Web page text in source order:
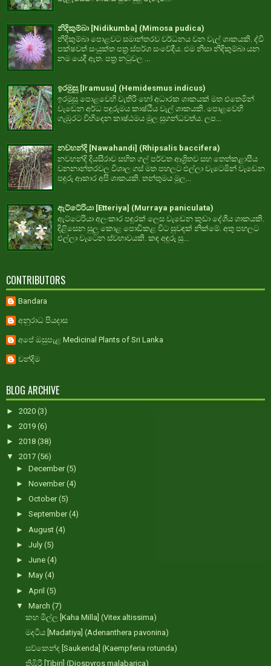
නිදිකුම්බා [Nidikumba] (Mimosa pudica)
නිදිකුම්බා පොළවට සමාන්තරව වර්ධනය වන වැල් ශාකයකි. ද්වී
පක්ෂවත් සංයුක්ත පත්‍ර ස්පර්ශ සංවේදීය. එම නිසා නිදිකුම්බා යන
නම යෙදී ඇත. පත්‍ර නටුවල ...
ඉරමුසු [Iramusu] (Hemidesmus indicus)
ඉරමුසු පොළවෙහි වැතිරී හෝ අධාරක ශාකයක් මත එතෙමින්
වැඩෙන අර්ධ පඳුරුමය කාෂ්ඨීය වැල් ශාකයකි. පොළවෙහි
ගැඹුරට විහිදෙන කාෂ්ඨමය මුල සුගන්ධවත්ය. ලප...
නවහන්දි [Nawahandi] (Rhipsalis baccifera)
නවහන්දි දියසීරාව සහිත ගල් පර්වත ආශ්‍රිතව සහ තෙත්කළාපීය
වනනාන්තරවල විශාල ගස් මත පහලට එල්ලා වැටෙමින් වැඩෙන
පඳුරු ආකාර අපි ශාකයකි. තන්තුමය මූල...
ඇට්ටේරියා [Etteriya] (Murraya paniculata)
ඇට්ටෙරියා අලංකාර පඳුරක් ලෙස වැඩෙන කුඩා දේශීය ශාකයකි.
දිළිසෙන සුලු කොළ පොඩිකළ විට සුවඳක් නික්මේ. අතු පහලට
එල්ලා වැටෙන ස්වභාවයකි. කඳ අඳුරු සු...
CONTRIBUTORS
Bandara
අනුරාධ පියදාස
අපේ ඔසුපැළ Medicinal Plants of Sri Lanka
චන්දිම
BLOG ARCHIVE
► 2020 (3)
► 2019 (6)
► 2018 (38)
▼ 2017 (56)
► December(5)
► November(4)
► October(5)
► September(4)
► August (4)
► July (5)
► June (4)
► May (4)
► April (5)
▼ March (7)
කහ මිල්ල [Kaha Milla] (Vitex altissima)
මදටිය [Madatiya] (Adenanthera pavonina)
සව්කෙන්ද [Saukenda] (Kaempferia rotunda)
තිඹිරි [Tibiri] (Diospyros malabarica)